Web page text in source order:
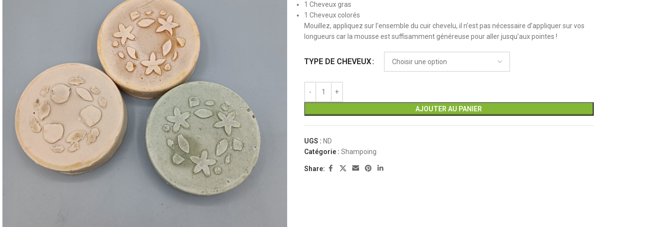
1 Cheveux gras
1 Cheveux colorés
Mouillez, appliquez sur l’ensemble du cuir chevelu, il n’est pas nécessaire d’appliquer sur vos
longueurs car la mousse est suffisamment généreuse pour aller jusqu’aux pointes !
TYPE DE CHEVEUX
AJOUTER AU PANIER
UGS : ND
Catégorie : Shampoing
Share: